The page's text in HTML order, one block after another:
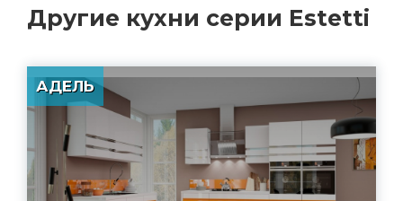
Другие кухни серии Estetti
АДЕЛЬ